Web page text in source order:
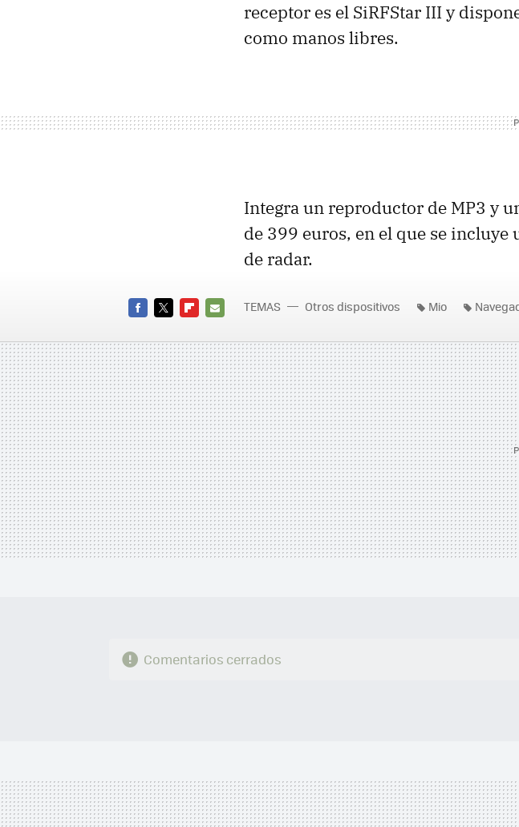
receptor es el SiRFStar III y
como manos libres.
Integra un reproductor de MP3 y
de 399 euros, en el que se incluye
de radar.
MAIL
TEMAS Otros dispositivos Mio
Comentarios cerrados